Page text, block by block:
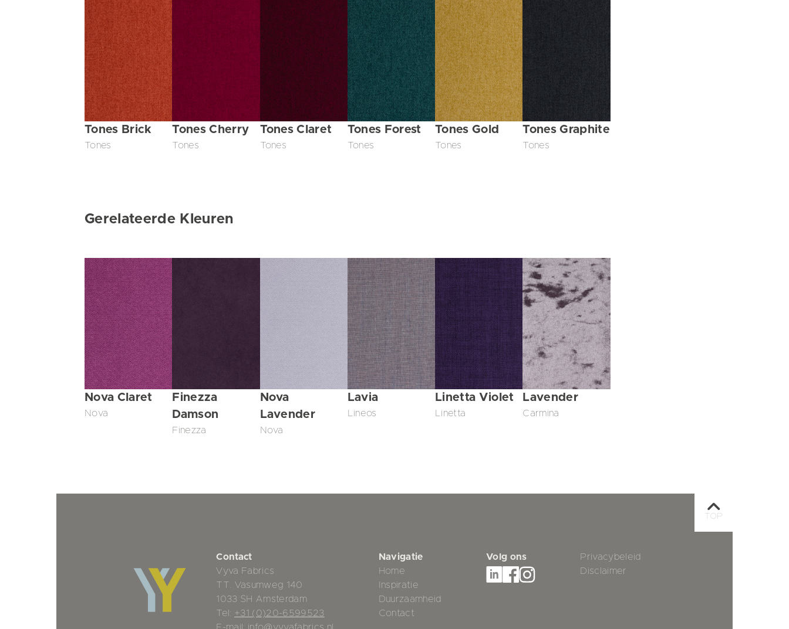
Tones Brick
Tones
Tones Cherry
Tones
Tones Claret
Tones
Tones Forest
Tones
Tones Gold
Tones
Tones Graphite
Tones
Gerelateerde Kleuren
Nova Claret
Nova
Finezza
Damson
Finezza
Nova
Lavender
Nova
Lavia
Lineos
Linetta Violet
Linetta
Lavender
Carmina
Contact
Vyva Fabrics
TT. Vasumweg 140
1033 SH Amsterdam
Tel: +31 (0)20-6599523
E-mail: info@vyvafabrics.nl
Navigatie
Home
Inspiratie
Duurzaamheid
Contact
Volg ons
Privacybeleid
Disclaimer
TOP